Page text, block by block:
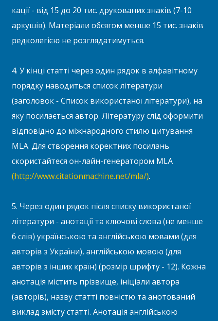
кації - від 15 до 20 тис. друкованих знаків (7-10
аркушів). Матеріали обсягом менше 15 тис. зна­ків
редколегією не розглядатимуться.
4. У кінці статті через один рядок в алфавітному
порядку наводиться список літератури
(заголовок - Список використаної літератури), на
яку посилається автор. Літературу слід оформити
відповідно до міжнародного стилю цитування
MLA. Для створення коректних посилань
скористайтеся он-лайн-генератором MLA
(http://www.citationmachine.net/mla/).
5. Через один рядок після списку використаної
літератури - анотації та ключові слова (не менше
6 слів) українською та англійською мовами (для
авторів з України), англійською мовою (для
авторів з інших країн) (розмір шрифту - 12). Кожна
анотація містить прізвище, ініціали автора
(авторів), назву статті повністю та анотований
виклад змісту статті. Анотація англійською